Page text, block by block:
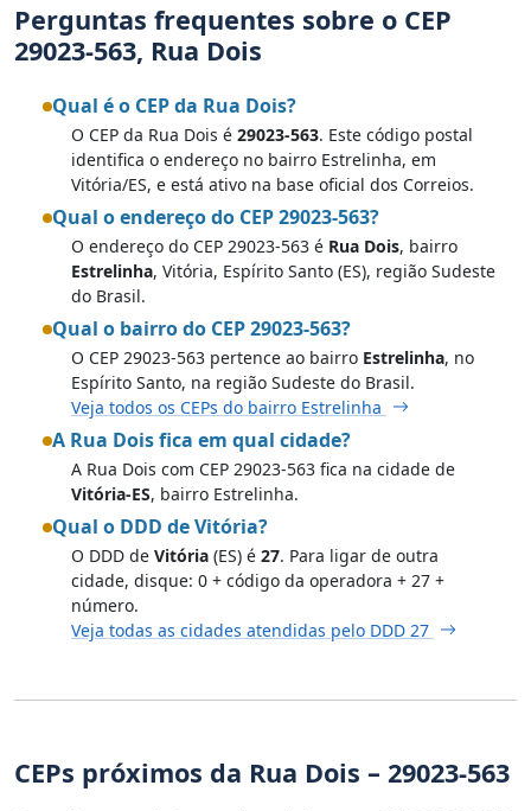
Perguntas frequentes sobre o CEP
29023-563, Rua Dois
Qual é o CEP da Rua Dois?
O CEP da Rua Dois é 29023-563. Este código postal
identifica o endereço no bairro Estrelinha, em
Vitória/ES, e está ativo na base oficial dos Correios.
Qual o endereço do CEP 29023-563?
O endereço do CEP 29023-563 é Rua Dois, bairro
Estrelinha, Vitória, Espírito Santo (ES), região Sudeste
do Brasil.
Qual o bairro do CEP 29023-563?
O CEP 29023-563 pertence ao bairro Estrelinha, no
Espírito Santo, na região Sudeste do Brasil.
Veja todos os CEPs do bairro Estrelinha
A Rua Dois fica em qual cidade?
A Rua Dois com CEP 29023-563 fica na cidade de
Vitória-ES, bairro Estrelinha.
Qual o DDD de Vitória?
O DDD de Vitória (ES) é 27. Para ligar de outra
cidade, disque: 0 + código da operadora + 27 +
número.
Veja todas as cidades atendidas pelo DDD 27
CEPs próximos da Rua Dois – 29023-563